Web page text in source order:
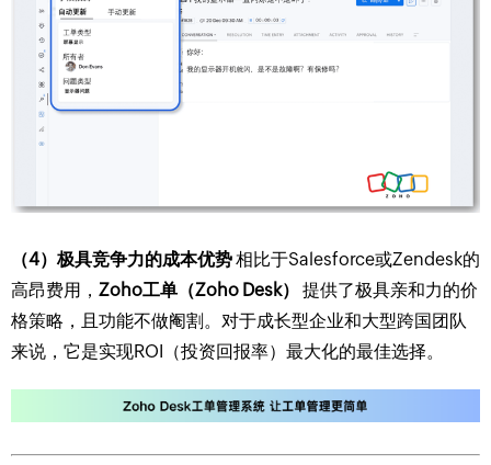
（4）极具竞争力的成本优势相比于Salesforce或Zendesk的
高昂费用， Zoho工单（Zoho Desk）
提供了极具亲和力的价
格策略，且功能不做阉割。对于成长型企业和大型跨国团队
来说，它是实现ROI（投资回报率）最大化的最佳选择。